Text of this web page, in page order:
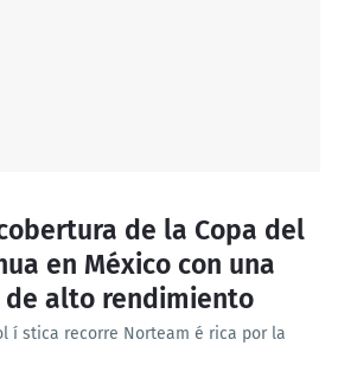
de la Copa del
en México con una
alto rendimiento
í stica recorre Norteam é rica por la